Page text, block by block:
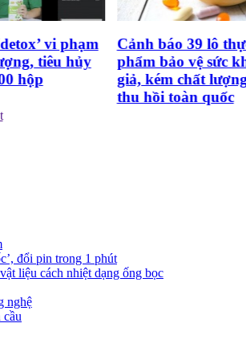
vi phạm
tiêu hủy
Cảnh báo 39 lô thực
phẩm bảo vệ sức khỏe
giả, kém chất lượng bị
thu hồi toàn quốc
đổi pin trong 1 phút
liệu cách nhiệt dạng ống bọc
nghệ